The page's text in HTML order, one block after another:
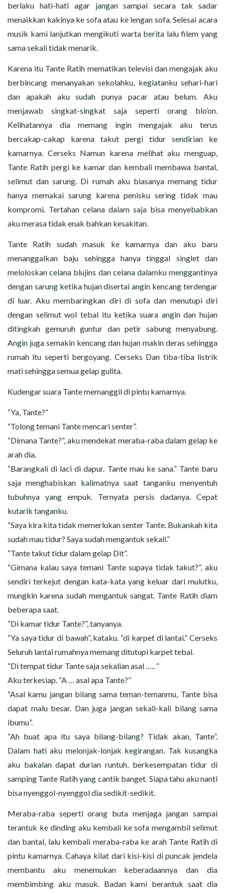
berlaku hati-hati agar jangan sampai secara tak sadar
menaikkan kakinya ke sofa atau ke lengan sofa. Selesai acara
musik kami lanjutkan mengikuti warta berita lalu filem yang
sama sekali tidak menarik.
Karena itu Tante Ratih mematikan televisi dan mengajak aku
berbincang menanyakan sekolahku, kegiatanku sehari-hari
dan apakah aku sudah punya pacar atau belum. Aku
menjawab singkat-singkat saja seperti orang blo’on.
Kelihatannya dia memang ingin mengajak aku terus
bercakap-cakap karena takut pergi tidur sendirian ke
kamarnya. Cerseks Namun karena melihat aku menguap,
Tante Ratih pergi ke kamar dan kembali membawa bantal,
selimut dan sarung. Di rumah aku biasanya memang tidur
hanya memakai sarung karena penisku sering tidak mau
kompromi. Tertahan celana dalam saja bisa menyebabkan
aku merasa tidak enak bahkan kesakitan.
Tante Ratih sudah masuk ke kamarnya dan aku baru
menanggalkan baju sehingga hanya tinggal singlet dan
meloloskan celana blujins dan celana dalamku menggantinya
dengan sarung ketika hujan disertai angin kencang terdengar
di luar. Aku membaringkan diri di sofa dan menutupi diri
dengan selimut wol tebal itu ketika suara angin dan hujan
ditingkah gemuruh guntur dan petir sabung menyabung.
Angin juga semakin kencang dan hujan makin deras sehingga
rumah itu seperti bergoyang. Cerseks Dan tiba-tiba listrik
mati sehingga semua gelap gulita.
Kudengar suara Tante memanggil di pintu kamarnya.
“Ya, Tante?”
“Tolong temani Tante mencari senter”.
“Dimana Tante?”, aku mendekat meraba-raba dalam gelap ke
arah dia.
“Barangkali di laci di dapur. Tante mau ke sana.” Tante baru
saja menghabiskan kalimatnya saat tanganku menyentuh
tubuhnya yang empuk. Ternyata persis dadanya. Cepat
kutarik tanganku.
“Saya kira kita tidak memerlukan senter Tante. Bukankah kita
sudah mau tidur? Saya sudah mengantuk sekali.”
“Tante takut tidur dalam gelap Dit”.
“Gimana kalau saya temani Tante supaya tidak takut?”, aku
sendiri terkejut dengan kata-kata yang keluar dari mulutku,
mungkin karena sudah mengantuk sangat. Tante Ratih diam
beberapa saat.
“Di kamar tidur Tante?”, tanyanya.
“Ya saya tidur di bawah”, kataku. “di karpet di lantai.” Cerseks
Seluruh lantai rumahnya memang ditutupi karpet tebal.
“Di tempat tidur Tante saja sekalian asal ….. “
Aku terkesiap. “A … asal apa Tante?”
“Asal kamu jangan bilang sama teman-temanmu, Tante bisa
dapat malu besar. Dan juga jangan sekali-kali bilang sama
ibumu”.
“Ah buat apa itu saya bilang-bilang? Tidak akan, Tante”.
Dalam hati aku melonjak-lonjak kegirangan. Tak kusangka
aku bakalan dapat durian runtuh, berkesempatan tidur di
samping Tante Ratih yang cantik banget. Siapa tahu aku nanti
bisa nyenggol-nyenggol dia sedikit-sedikit.
Meraba-raba seperti orang buta menjaga jangan sampai
terantuk ke dinding aku kembali ke sofa mengambil selimut
dan bantal, lalu kembali meraba-raba ke arah Tante Ratih di
pintu kamarnya. Cahaya kilat dari kisi-kisi di puncak jendela
membantu aku menemukan keberadaannya dan dia
membimbing aku masuk. Badan kami berantuk saat dia